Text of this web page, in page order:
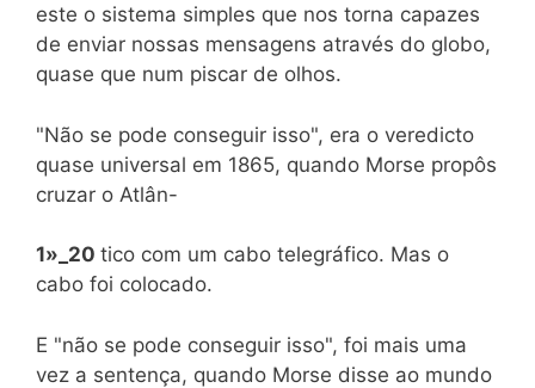
este o sistema simples que nos torna capazes
de enviar nossas mensagens através do globo,
quase que num piscar de olhos.
"Não se pode conseguir isso", era o veredicto
quase universal em 1865, quando Morse propôs
cruzar o Atlân-
1»_20 tico com um cabo telegráfico. Mas o
cabo foi colocado.
E "não se pode conseguir isso", foi mais uma
vez a sentença, quando Morse disse ao mundo